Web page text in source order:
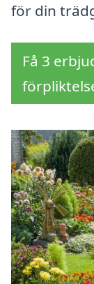
för din
Få 3